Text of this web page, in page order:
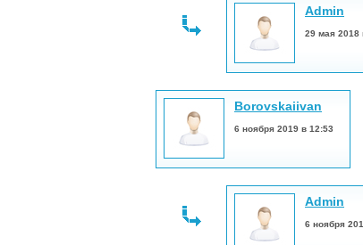
Admin
29 мая 2018
Borovskaiivan
6 ноября 2019 в 12:53
Admin
6 ноября